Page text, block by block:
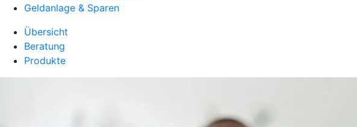
Geldanlage & Sparen
Übersicht
Beratung
Produkte